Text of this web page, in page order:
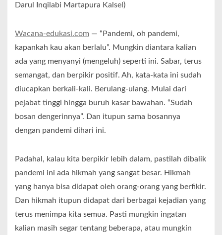
Darul Inqilabi Martapura Kalsel)
Wacana-edukasi.com — “Pandemi, oh pandemi,
kapankah kau akan berlalu”. Mungkin diantara kalian
ada yang menyanyi (mengeluh) seperti ini. Sabar, terus
semangat, dan berpikir positif. Ah, kata-kata ini sudah
diucapkan berkali-kali. Berulang-ulang. Mulai dari
pejabat tinggi hingga buruh kasar bawahan. “Sudah
bosan dengerinnya”. Dan itupun sama bosannya
dengan pandemi dihari ini.
Padahal, kalau kita berpikir lebih dalam, pastilah dibalik
pandemi ini ada hikmah yang sangat besar. Hikmah
yang hanya bisa didapat oleh orang-orang yang berfikir.
Dan hikmah itupun didapat dari berbagai kejadian yang
terus menimpa kita semua. Pasti mungkin ingatan
kalian masih segar tentang beberapa, atau mungkin